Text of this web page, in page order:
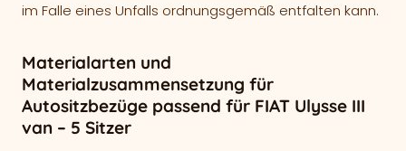
im Falle eines Unfalls ordnungsgemäß entfalten kann.
Materialarten und
Materialzusammensetzung für
Autositzbezüge passend für FIAT Ulysse III
van – 5 Sitzer